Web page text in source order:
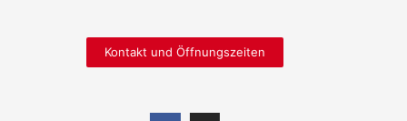
Kontakt und Öffnungszeiten